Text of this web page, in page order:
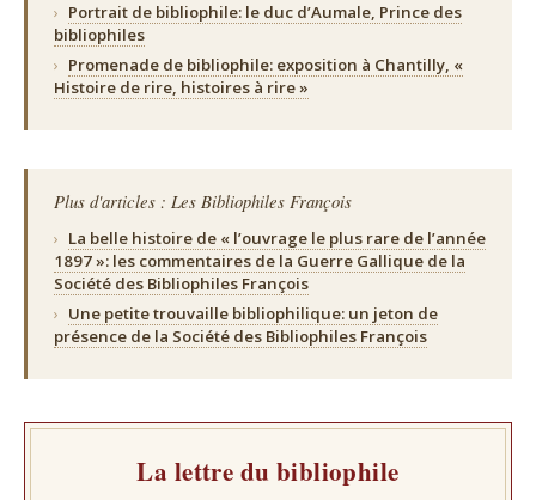
› Portrait de bibliophile: le duc d’Aumale, Prince des
bibliophiles
› Promenade de bibliophile: exposition à Chantilly, «
Histoire de rire, histoires à rire »
Plus d'articles : Les Bibliophiles François
› La belle histoire de « l’ouvrage le plus rare de l’année
1897 »: les commentaires de la Guerre Gallique de la
Société des Bibliophiles François
› Une petite trouvaille bibliophilique: un jeton de
présence de la Société des Bibliophiles François
La lettre du bibliophile